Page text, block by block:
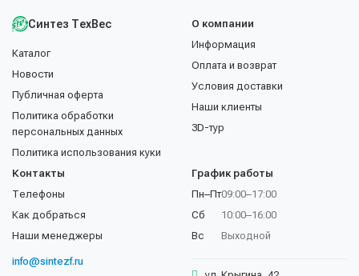
Синтез ТехВес
Каталог
Новости
Публичная оферта
Политика обработки
персональных данных
Политика использования куки
О компании
Информация
Оплата и возврат
Условия доставки
Наши клиенты
3D-тур
Контакты
Телефоны
Как добраться
Наши менеджеры
info@sintezf.ru
График работы
Пн–Пт
Сб
Вс
09:00–17:00
10:00–16:00
Выходной